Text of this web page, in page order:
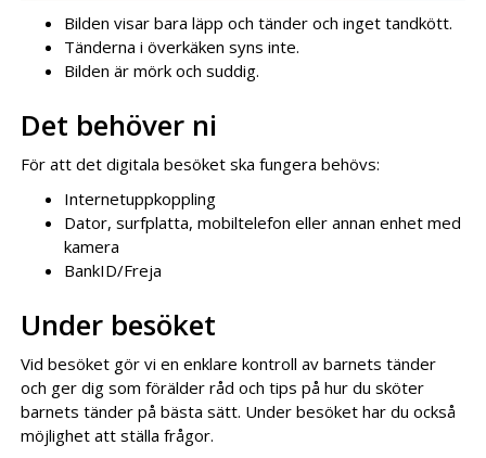
Bilden visar bara läpp och tänder och inget tandkött.
Tänderna i överkäken syns inte.
Bilden är mörk och suddig.
Det behöver ni
För att det digitala besöket ska fungera behövs:
Internetuppkoppling
Dator, surfplatta, mobiltelefon eller annan enhet med
kamera
BankID/Freja
Under besöket
Vid besöket gör vi en enklare kontroll av barnets tänder
och ger dig som förälder råd och tips på hur du sköter
barnets tänder på bästa sätt. Under besöket har du också
möjlighet att ställa frågor.